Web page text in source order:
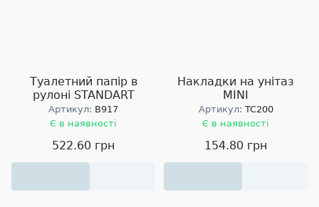
Туалетний папір в
рулоні STANDART
Артикул: B917
Є в наявності
522.60 грн
Накладки на унітаз
MINI
Артикул: TC200
Є в наявності
154.80 грн